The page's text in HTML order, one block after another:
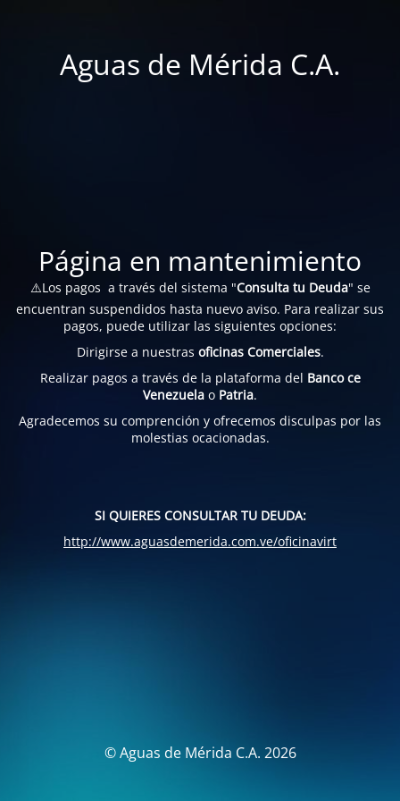
Aguas de Mérida C.A.
Página en mantenimiento
⚠️Los pagos a través del sistema "Consulta tu Deuda" se
encuentran suspendidos hasta nuevo aviso. Para realizar sus
pagos, puede utilizar las siguientes opciones:
Dirigirse a nuestras oficinas Comerciales.
Realizar pagos a través de la plataforma del Banco ce
Venezuela o Patria.
Agradecemos su comprención y ofrecemos disculpas por las
molestias ocacionadas.
SI QUIERES CONSULTAR TU DEUDA:
http://www.aguasdemerida.com.ve/oficinavirt
© Aguas de Mérida C.A. 2026